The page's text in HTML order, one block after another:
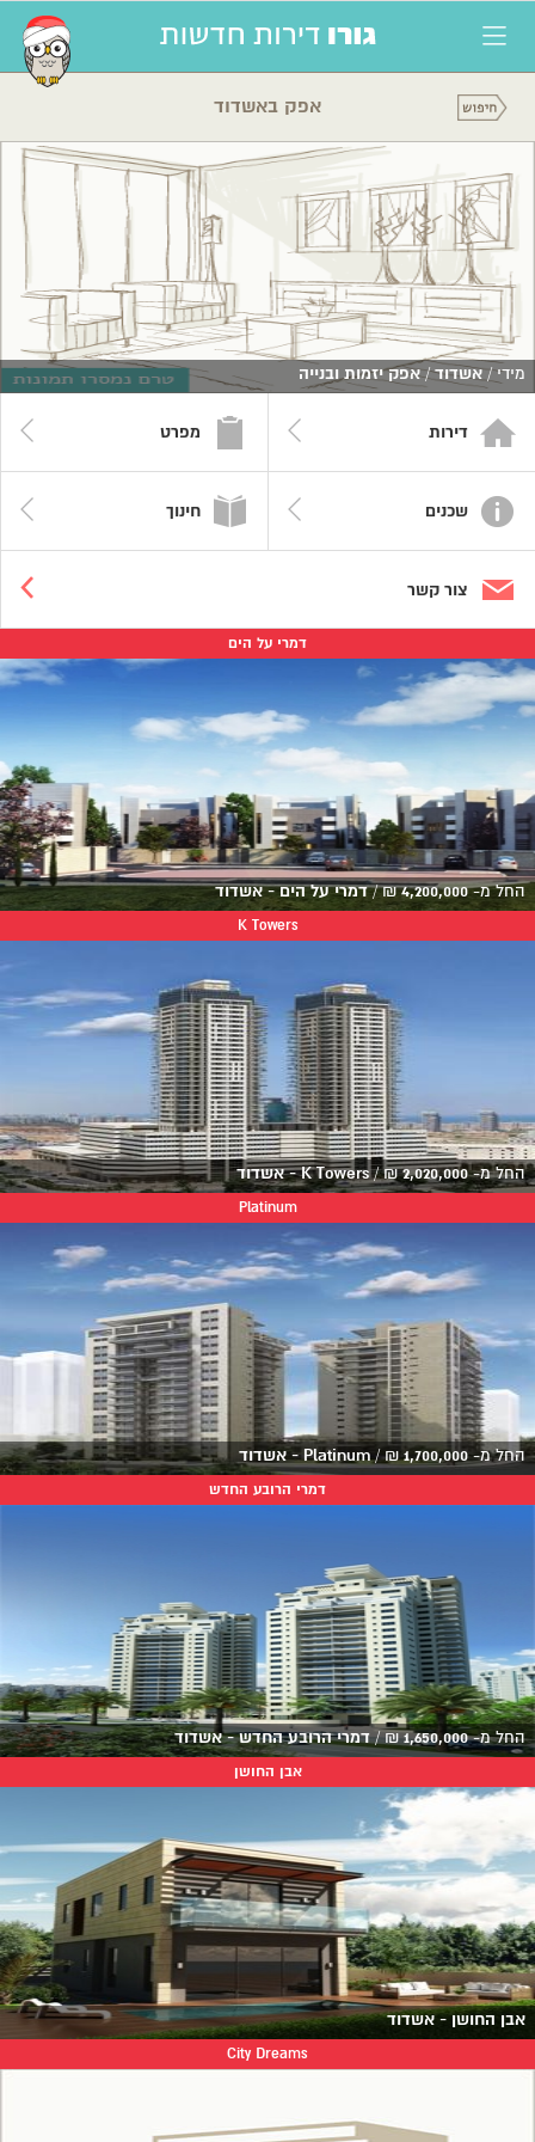
אפק באשדוד
מידי /אשדוד/אפק יזמות ובנייה
דירות מפרט
שכנים חינוך
צור קשר
דמרי על הים
החל מ-4,200,000
₪
/דמרי על הים - אשדוד
K Towers
החל מ-2,020,000
₪
/K Towers - אשדוד
Platinum
החל מ-1,700,000
₪
/ Platinum - אשדוד
דמרי הרובע החדש
החל מ-1,650,000
₪
/דמרי הרובע החדש - אשדוד
אבן החושן
אבן החושן - אשדוד
City Dreams